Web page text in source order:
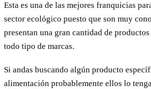
Esta es una de las mejores franquicias
sector ecológico puesto que son muy
presentan una gran cantidad de
todo tipo de marcas.
Si andas buscando algún producto
alimentación probablemente ellos lo